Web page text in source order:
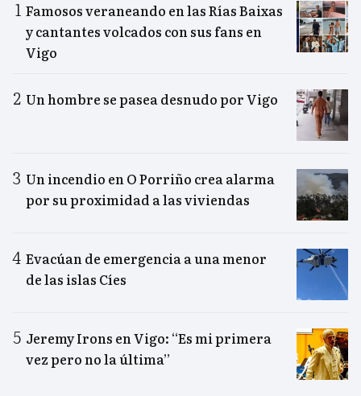
Famosos veraneando en las Rías Baixas
y cantantes volcados con sus fans en
Vigo
Un hombre se pasea desnudo por Vigo
Un incendio en O Porriño crea alarma
por su proximidad a las viviendas
Evacúan de emergencia a una menor
de las islas Cíes
Jeremy Irons en Vigo: “Es mi primera
vez pero no la última”